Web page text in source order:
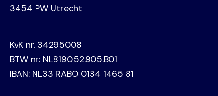
3454 PW Utrecht
KvK nr. 34295008
BTW nr: NL8190.52.905.B01
IBAN: NL33 RABO 0134 1465 81